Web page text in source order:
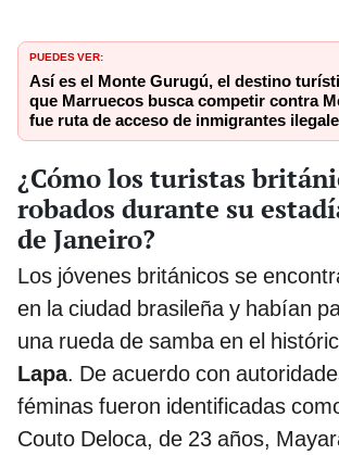
PUEDES VER:
Así es el Monte Gurugú, el destino
que Marruecos busca competir contra
fue ruta de acceso de inmigrantes
¿Cómo los turistas
robados durante su
de Janeiro?
Los jóvenes británicos se
en la ciudad brasileña y habían
una rueda de samba en el
Lapa. De acuerdo con
féminas fueron identificadas
Couto Deloca, de 23 años,